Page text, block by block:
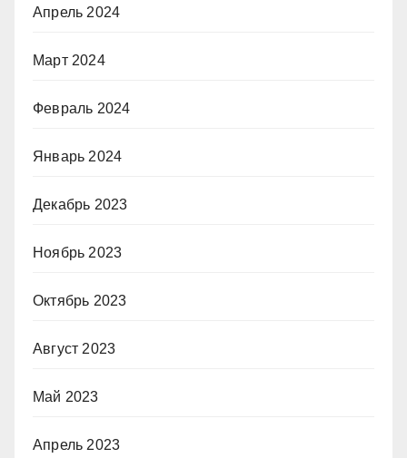
Апрель 2024
Март 2024
Февраль 2024
Январь 2024
Декабрь 2023
Ноябрь 2023
Октябрь 2023
Август 2023
Май 2023
Апрель 2023